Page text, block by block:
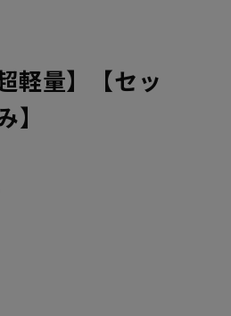
軽量】【セッ